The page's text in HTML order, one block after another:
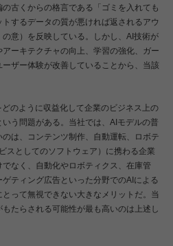
古くからの格言である「ゴミを入れても
するデータの質が悪ければ返されるアウ
意）を反映している。しかし、AI技術が
ーキテクチャの向上、学習の強化、ガー
ザー体験が改善していることから、当該
のように収益化して企業のビジネス上の
う問題がある。当社では、AIモデルの普
は、コンテンツ制作、自動運転、ロボテ
スとしてのソフトウェア）に携わる企業
なく、自動化やロボティクス、在庫管
ティング広告といった分野でのAIによる
って無視できない大きなメリットだ。当
たらされる可能性が最も高いのは上述し